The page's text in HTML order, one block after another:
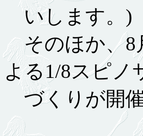
いします。)
そのほか、8
よる1/8スピノ
づくりが開